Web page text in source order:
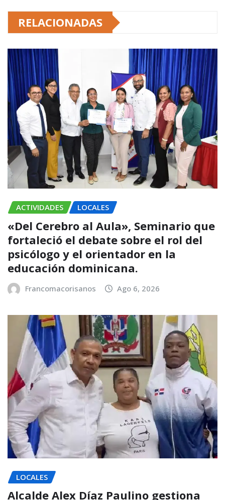
RELACIONADAS
ACTIVIDADES LOCALES
«Del Cerebro al Aula», Seminario que
fortaleció el debate sobre el rol del
psicólogo y el orientador en la
educación dominicana.
Francomacorisanos Ago 6, 2026
LOCALES
Alcalde Alex Díaz Paulino gestiona